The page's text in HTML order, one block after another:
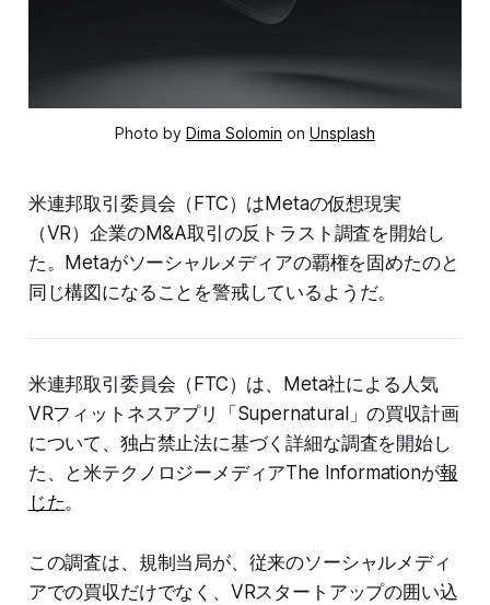
Photo by Dima Solomin on Unsplash
米連邦取引委員会（FTC）はMetaの仮想現実
（VR）企業のM&A取引の反トラスト調査を開始し
た。Metaがソーシャルメディアの覇権を固めたのと
同じ構図になることを警戒しているようだ。
米連邦取引委員会（FTC）は、Meta社による人気
VRフィットネスアプリ「Supernatural」の買収計画
について、独占禁止法に基づく詳細な調査を開始し
た、と米テクノロジーメディアThe Informationが報
じた。
この調査は、規制当局が、従来のソーシャルメディ
アでの買収だけでなく、VRスタートアップの囲い込